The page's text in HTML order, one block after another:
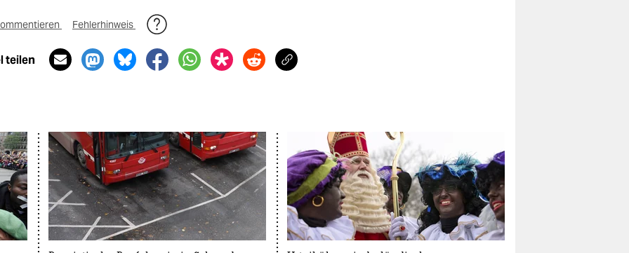
Fehlerhinweis
teilen